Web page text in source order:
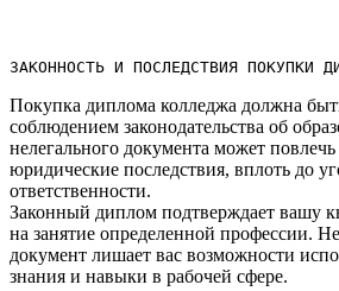
ЗАКОННОСТЬ И ПОСЛЕДСТВИЯ ПОКУПКИ
Покупка диплома колледжа должна
соблюдением законодательства об
нелегального документа может повлечь
юридические последствия, вплоть до
ответственности.​
Законный диплом подтверждает вашу
на занятие определенной профессии.​
документ лишает вас возможности
знания и навыки в рабочей сфере.​